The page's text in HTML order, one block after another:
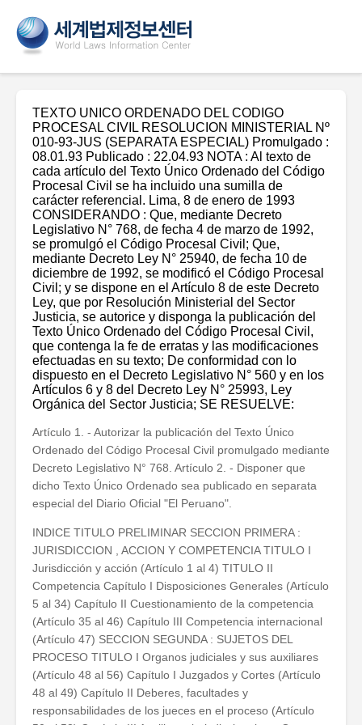
TEXTO UNICO ORDENADO DEL CODIGO
PROCESAL CIVIL RESOLUCION MINISTERIAL Nº
010-93-JUS (SEPARATA ESPECIAL) Promulgado :
08.01.93 Publicado : 22.04.93 NOTA : Al texto de
cada artículo del Texto Único Ordenado del Código
Procesal Civil se ha incluido una sumilla de
carácter referencial. Lima, 8 de enero de 1993
CONSIDERANDO : Que, mediante Decreto
Legislativo N° 768, de fecha 4 de marzo de 1992,
se promulgó el Código Procesal Civil; Que,
mediante Decreto Ley N° 25940, de fecha 10 de
diciembre de 1992, se modificó el Código Procesal
Civil; y se dispone en el Artículo 8 de este Decreto
Ley, que por Resolución Ministerial del Sector
Justicia, se autorice y disponga la publicación del
Texto Único Ordenado del Código Procesal Civil,
que contenga la fe de erratas y las modificaciones
efectuadas en su texto; De conformidad con lo
dispuesto en el Decreto Legislativo N° 560 y en los
Artículos 6 y 8 del Decreto Ley N° 25993, Ley
Orgánica del Sector Justicia; SE RESUELVE:
Artículo 1. - Autorizar la publicación del Texto Único
Ordenado del Código Procesal Civil promulgado mediante
Decreto Legislativo N° 768. Artículo 2. - Disponer que
dicho Texto Único Ordenado sea publicado en separata
especial del Diario Oficial "El Peruano".
INDICE TITULO PRELIMINAR SECCION PRIMERA :
JURISDICCION , ACCION Y COMPETENCIA TITULO I
Jurisdicción y acción (Artículo 1 al 4) TITULO II
Competencia Capítulo I Disposiciones Generales (Artículo
5 al 34) Capítulo II Cuestionamiento de la competencia
(Artículo 35 al 46) Capítulo III Competencia internacional
(Artículo 47) SECCION SEGUNDA : SUJETOS DEL
PROCESO TITULO I Organos judiciales y sus auxiliares
(Artículo 48 al 56) Capítulo I Juzgados y Cortes (Artículo
48 al 49) Capítulo II Deberes, facultades y
responsabilidades de los jueces en el proceso (Artículo